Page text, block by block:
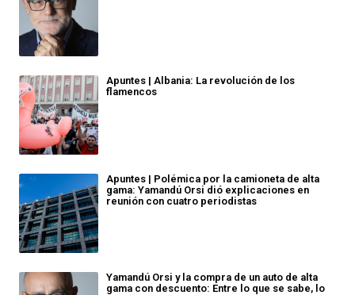
Apuntes | Albania: La revolución de los
flamencos
Apuntes | Polémica por la camioneta de alta
gama: Yamandú Orsi dió explicaciones en
reunión con cuatro periodistas
Yamandú Orsi y la compra de un auto de alta
gama con descuento: Entre lo que se sabe, lo